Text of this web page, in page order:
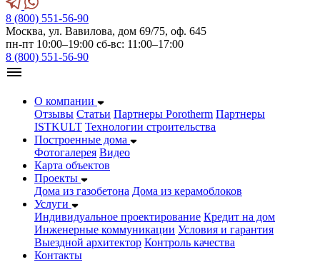
8 (800) 551-56-90
Москва, ул. Вавилова, дом 69/75, оф. 645
пн-пт 10:00–19:00 сб-вс: 11:00–17:00
8 (800) 551-56-90
О компании
Отзывы Статьи Партнеры Porotherm Партнеры
ISTKULT Технологии строительства
Построенные дома
Фотогалерея Видео
Карта объектов
Проекты
Дома из газобетонa Дома из керамоблоков
Услуги
Индивидуальное проектирование Кредит на дом
Инженерные коммуникации Условия и гарантия
Выездной архитектор Контроль качества
Контакты